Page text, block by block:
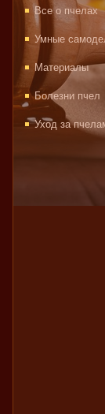
Все о пчелах
Умные
Материалы
Болезни пчел
Уход за